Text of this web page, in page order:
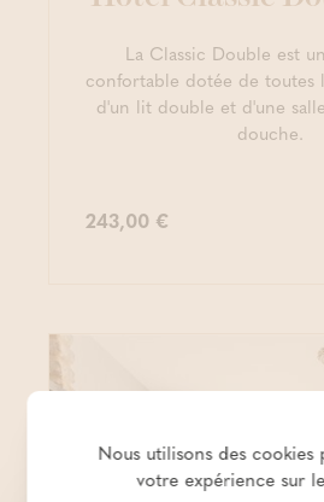
La Classic Double est
confortable dotée de toutes
d'un lit double et d'une
douche.
243,00 €
Nous utilisons des
votre expérience sur